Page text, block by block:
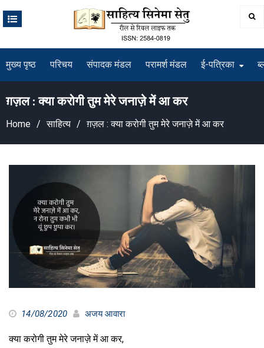
मुख्य पृष्ठ परिचय संपादक मंडल परामर्श मंडल ई-पत्रिका
ग़ज़ल : क्या करोगी तुम मेरे जनाज़े में आ कर
Home साहित्य ग़ज़ल : क्या करोगी तुम मेरे जनाज़े में आ कर
14/08/2020 अजय आवारा
क्या करोगी तुम मेरे जनाज़े में आ कर,